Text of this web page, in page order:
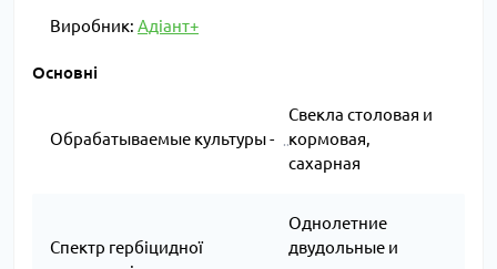
Виробник: Адіант+
Основні
Обрабатываемые культуры -
Свекла столовая и
кормовая,
сахарная
Спектр гербіцидної
Однолетние
двудольные и